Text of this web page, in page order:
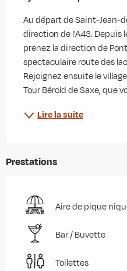
Au départ de Saint-Jean-
direction de l'A43. Depuis
prenez la direction de
spectaculaire route des
Rejoignez ensuite le
Tour Bérold de Saxe, que
Lire la suite
Prestations
Aire de pique
Bar / Buvette
Toilettes